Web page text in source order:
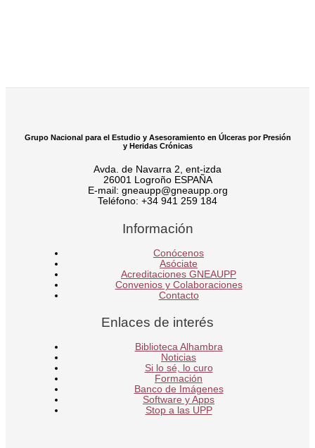
Grupo Nacional para el Estudio y Asesoramiento en Úlceras por Presión
y Heridas Crónicas
Avda. de Navarra 2, ent-izda
26001 Logroño ESPAÑA
E-mail: gneaupp@gneaupp.org
Teléfono: +34 941 259 184
Información
Conócenos
Asóciate
Acreditaciones GNEAUPP
Convenios y Colaboraciones
Contacto
Enlaces de interés
Biblioteca Alhambra
Noticias
Si lo sé, lo curo
Formación
Banco de Imágenes
Software y Apps
Stop a las UPP